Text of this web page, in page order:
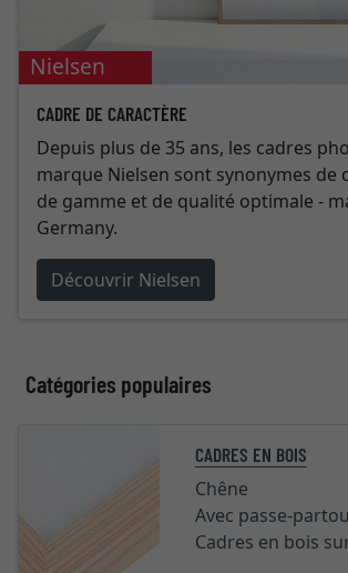
Nielsen
CADRE DE CARACTÈRE
Depuis plus de 35 ans, les cadres
marque Nielsen sont synonymes de
de gamme et de qualité optimale -
Germany.
Découvrir Nielsen
Catégories populaires
CADRES EN BOIS
Chêne
Avec passe-
Cadres en bois